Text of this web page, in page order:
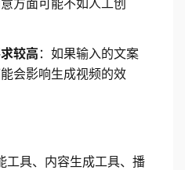
较高：如果输入的文案
会影响生成视频的效
工具、内容生成工具、播